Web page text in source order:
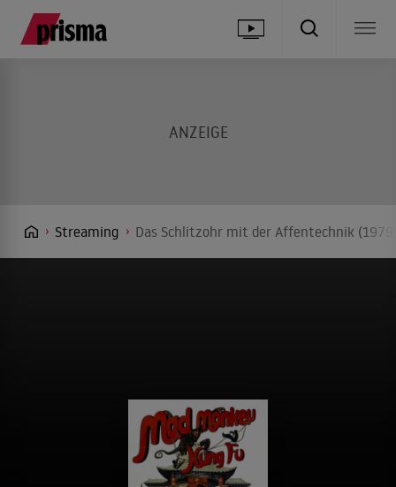
Streaming Das Schlitzohr mit der Affentechnik